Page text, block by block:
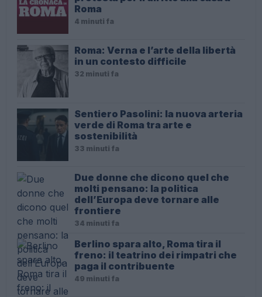
Roma
4 minuti fa
Roma: Verna e l’arte della libertà
in un contesto difficile
32 minuti fa
Sentiero Pasolini: la nuova arteria
verde di Roma tra arte e
sostenibilità
33 minuti fa
Due donne che dicono quel che
molti pensano: la politica
dell’Europa deve tornare alle
frontiere
34 minuti fa
Berlino spara alto, Roma tira il
freno: il teatrino dei rimpatri che
paga il contribuente
49 minuti fa